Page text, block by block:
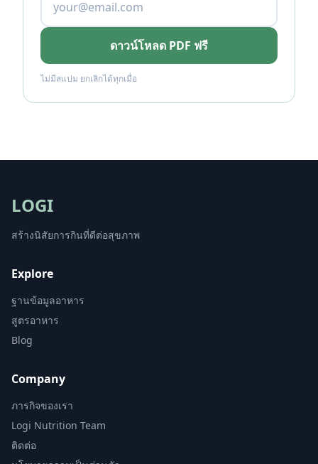
ดาวน์โหลด PDF ฟรี
ไม่มีสแปม ยกเลิกได้ทุกเมื่อ
LOGI
สร้างนิสัยการกินที่ดีต่อสุขภาพ
Explore
ฐานข้อมูลอาหาร
สูตรอาหาร
Blog
Company
ภารกิจของเรา
Logi Nutrition Team
ติดต่อ